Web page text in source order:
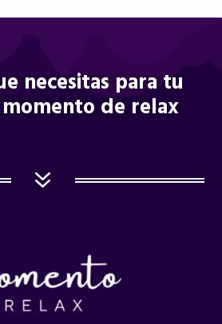
necesitas para tu
de relax
7